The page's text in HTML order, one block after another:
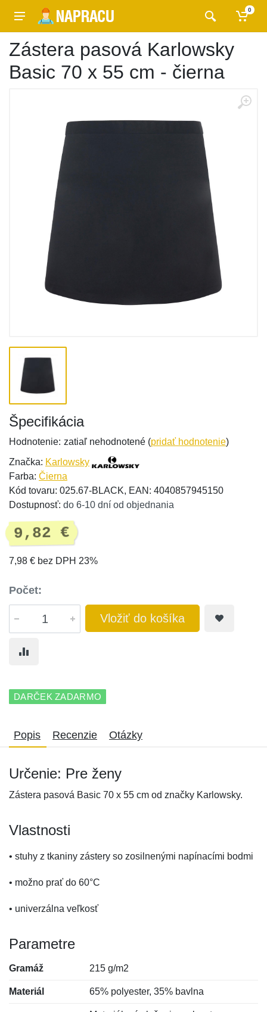
0
Zástera pasová Karlowsky
Basic 70 x 55 cm - čierna
Špecifikácia
Hodnotenie: zatiaľ nehodnotené (pridať hodnotenie)
Značka: Karlowsky
Farba: Čierna
Kód tovaru: 025.67-BLACK, EAN: 4040857945150
Dostupnosť: do 6-10 dní od objednania
9,82 €
7,98 € bez DPH 23%
Počet:
Vložiť do košíka
DARČEK ZADARMO
Popis Recenzie Otázky
Určenie: Pre ženy
Zástera pasová Basic 70 x 55 cm od značky Karlowsky.
Vlastnosti
• stuhy z tkaniny zástery so zosilnenými napínacími bodmi
• možno prať do 60°C
• univerzálna veľkosť
Parametre
Gramáž 215 g/m2
Materiál 65% polyester, 35% bavlna